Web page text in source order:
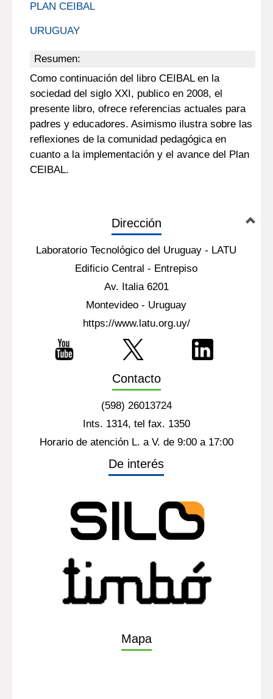
PLAN CEIBAL
URUGUAY
Resumen:
Como continuación del libro CEIBAL en la
sociedad del siglo XXI, publico en 2008, el
presente libro, ofrece referencias actuales para
padres y educadores. Asimismo ilustra sobre las
reflexiones de la comunidad pedagógica en
cuanto a la implementación y el avance del Plan
CEIBAL.
Dirección
Laboratorio Tecnológico del Uruguay - LATU
Edificio Central - Entrepiso
Av. Italia 6201
Montevideo - Uruguay
https://www.latu.org.uy/
Contacto
(598) 26013724
Ints. 1314, tel fax. 1350
Horario de atención L. a V. de 9:00 a 17:00
De interés
Mapa